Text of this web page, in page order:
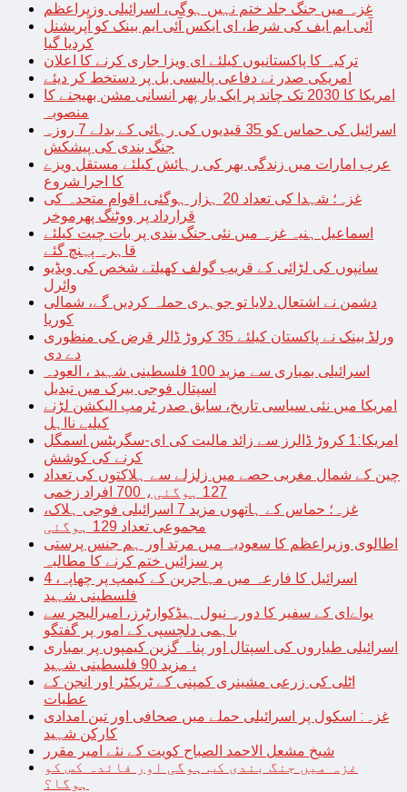
غزہ میں جنگ جلد ختم نہیں ہوگی، اسرائیلی وزیراعظم
آئی ایم ایف کی شرط، ای ایکس آئی ایم بینک کو آپریشنل
کردیا گیا
ترکیہ کا پاکستانیوں کیلئے ای ویزا جاری کرنے کا اعلان
امریکی صدر نے دفاعی پالیسی بل پر دستخط کر دیئے
امریکا کا 2030 تک چاند پر ایک بار پھر انسانی مشن بھیجنے کا
منصوبہ
اسرائیل کی حماس کو 35 قیدیوں کی رہائی کے بدلے 7 روزہ
جنگ بندی کی پیشکش
عرب امارات میں زندگی بھر کی رہائش کیلئے مستقل ویزے
کا اجرا شروع
غزہ؛ شہدا کی تعداد 20 ہزار ہوگئی، اقوام متحدہ کی
قرارداد پر ووٹنگ پھرموخر
اسماعیل ہنیہ غزہ میں نئی جنگ بندی پر بات چیت کیلئے
قاہرہ پہنچ گئے
سانپوں کی لڑائی کے قریب گولف کھیلتے شخص کی ویڈیو
وائرل
دشمن نے اشتعال دلایا تو جوہری حملہ کردیں گے، شمالی
کوریا
ورلڈ بینک نے پاکستان کیلئے 35 کروڑ ڈالر قرض کی منظوری
دے دی
اسرائیلی بمباری سے مزید 100 فلسطینی شہید ، العودہ
اسپتال فوجی بیرک میں تبدیل
امریکا میں نئی سیاسی تاریخ، سابق صدر ٹرمپ الیکشن لڑنے
کیلیے نااہل
امریکا:1 کروڑ ڈالرز سے زائد مالیت کی ای-سگریٹس اسمگل
کرنے کی کوشش
چین کے شمال مغربی حصے میں زلزلے سے ہلاکتوں کی تعداد
127 ہوگئی، 700 افراد زخمی
غزہ؛ حماس کے ہاتھوں مزید 7 اسرائیلی فوجی ہلاک،
مجموعی تعداد 129 ہوگئی
اطالوی وزیراعظم کا سعودیہ میں مرتد اور ہم جنس پرستی
پر سزائیں ختم کرنے کا مطالبہ
اسرائیل کا فارعہ میں مہاجرین کے کیمپ پر چھاپہ، 4
فلسطینی شہید
یواےای کے سفیر کا دورہ نیول ہیڈکوارٹرز، امیرالبحر سے
باہمی دلچسپی کے امور پر گفتگو
اسرائیلی طیاروں کی اسپتال اور پناہ گزین کیمپوں پر بمباری
، مزید 90 فلسطینی شہید
اٹلی کی زرعی مشینری کمپنی کے ٹریکٹر اور انجن کے
عطیات
غزہ: اسکول پر اسرائیلی حملے میں صحافی اور تین امدادی
کارکن شہید
شیخ مشعل الاحمد الصباح کویت کے نئے امیر مقرر
غزہ میں جنگ بندی کب ہوگی اور فائدہ کس کو
ہوگا؟